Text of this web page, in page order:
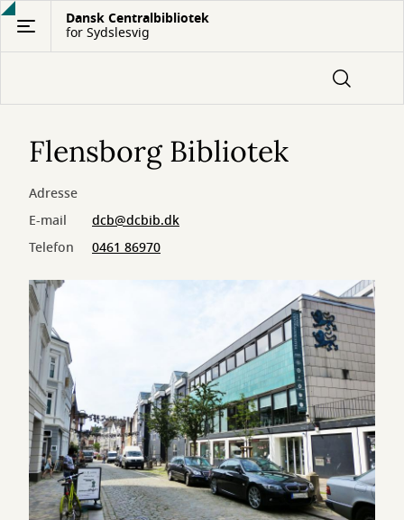
Gå
hovedindhold
Dansk Centralbibliotek
for Sydslesvig
Flensborg Bibliotek
Adresse
E-mail
dcb@dcbib.dk
Telefon
0461 86970